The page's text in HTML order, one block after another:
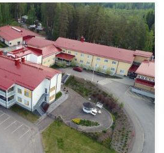
laajennettiin ja saneerattiin
kokonaisurakka, kohde
se alkoi joulukuussa 2014 ja
Kohteeseen tuli kaikkiaan 52